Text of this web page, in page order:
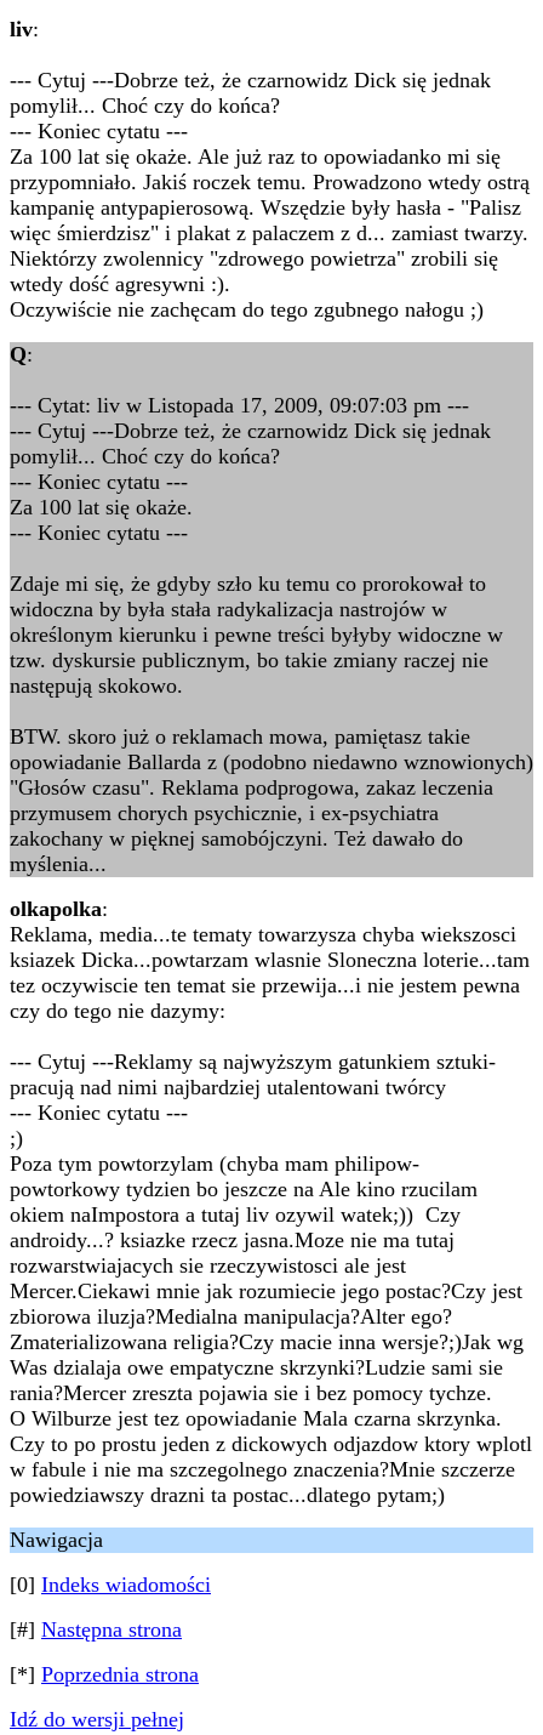
liv:
--- Cytuj ---Dobrze też, że czarnowidz Dick się jednak
pomylił... Choć czy do końca?
--- Koniec cytatu ---
Za 100 lat się okaże. Ale już raz to opowiadanko mi się
przypomniało. Jakiś roczek temu. Prowadzono wtedy ostrą
kampanię antypapierosową. Wszędzie były hasła - "Palisz
więc śmierdzisz" i plakat z palaczem z d... zamiast twarzy.
Niektórzy zwolennicy "zdrowego powietrza" zrobili się
wtedy dość agresywni :).
Oczywiście nie zachęcam do tego zgubnego nałogu ;)
Q:
--- Cytat: liv w Listopada 17, 2009, 09:07:03 pm ---
--- Cytuj ---Dobrze też, że czarnowidz Dick się jednak
pomylił... Choć czy do końca?
--- Koniec cytatu ---
Za 100 lat się okaże.
--- Koniec cytatu ---
Zdaje mi się, że gdyby szło ku temu co prorokował to
widoczna by była stała radykalizacja nastrojów w
określonym kierunku i pewne treści byłyby widoczne w
tzw. dyskursie publicznym, bo takie zmiany raczej nie
następują skokowo.
BTW. skoro już o reklamach mowa, pamiętasz takie
opowiadanie Ballarda z (podobno niedawno wznowionych)
"Głosów czasu". Reklama podprogowa, zakaz leczenia
przymusem chorych psychicznie, i ex-psychiatra
zakochany w pięknej samobójczyni. Też dawało do
myślenia...
olkapolka:
Reklama, media...te tematy towarzysza chyba wiekszosci
ksiazek Dicka...powtarzam wlasnie Sloneczna loterie...tam
tez oczywiscie ten temat sie przewija...i nie jestem pewna
czy do tego nie dazymy:
--- Cytuj ---Reklamy są najwyższym gatunkiem sztuki-
pracują nad nimi najbardziej utalentowani twórcy
--- Koniec cytatu ---
;)
Poza tym powtorzylam (chyba mam philipow-
powtorkowy tydzien bo jeszcze na Ale kino rzucilam
okiem naImpostora a tutaj liv ozywil watek;)) Czy
androidy...? ksiazke rzecz jasna.Moze nie ma tutaj
rozwarstwiajacych sie rzeczywistosci ale jest
Mercer.Ciekawi mnie jak rozumiecie jego postac?Czy jest
zbiorowa iluzja?Medialna manipulacja?Alter ego?
Zmaterializowana religia?Czy macie inna wersje?;)Jak wg
Was dzialaja owe empatyczne skrzynki?Ludzie sami sie
rania?Mercer zreszta pojawia sie i bez pomocy tychze.
O Wilburze jest tez opowiadanie Mala czarna skrzynka.
Czy to po prostu jeden z dickowych odjazdow ktory wplotl
w fabule i nie ma szczegolnego znaczenia?Mnie szczerze
powiedziawszy drazni ta postac...dlatego pytam;)
Nawigacja
[0] Indeks wiadomości
[#] Następna strona
[*] Poprzednia strona
Idź do wersji pełnej